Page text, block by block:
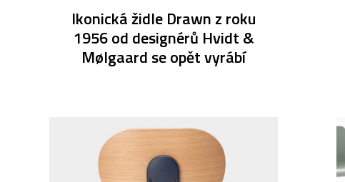
Ikonická židle Drawn z roku
1956 od designérů Hvidt &
Mølgaard se opět vyrábí